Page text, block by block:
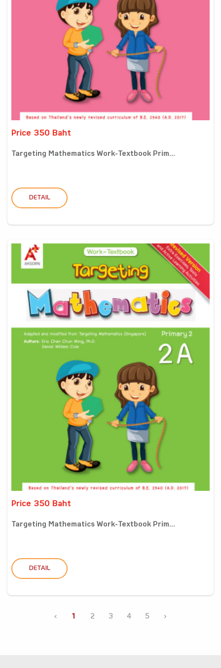
Price 350 Baht
Targeting Mathematics Work-Textbook Prim...
DETAIL
Price 350 Baht
Targeting Mathematics Work-Textbook Prim...
DETAIL
‹ 1 2 3 4 5 ›